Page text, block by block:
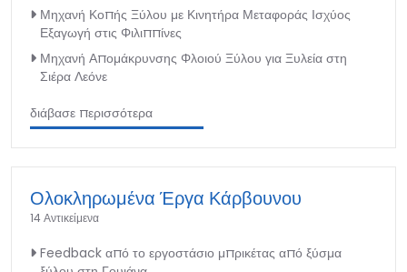
Μηχανή Κοπής Ξύλου με Κινητήρα Μεταφοράς Ισχύος
Εξαγωγή στις Φιλιππίνες
Μηχανή Απομάκρυνσης Φλοιού Ξύλου για Ξυλεία στη
Σιέρα Λεόνε
διάβασε περισσότερα
Ολοκληρωμένα Έργα Κάρβουνου
14 Αντικείμενα
Feedback από το εργοστάσιο μπρικέτας από ξύσμα